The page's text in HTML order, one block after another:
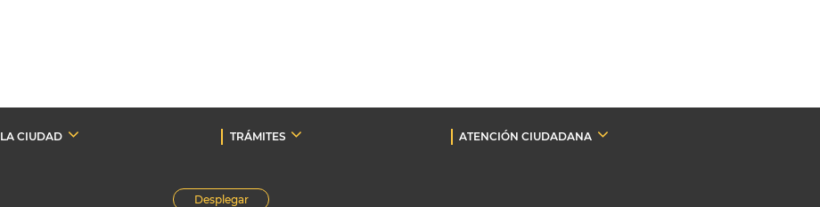
LA CIUDAD TRÁMITES
ATENCIÓN CIUDADANA
Desplegar